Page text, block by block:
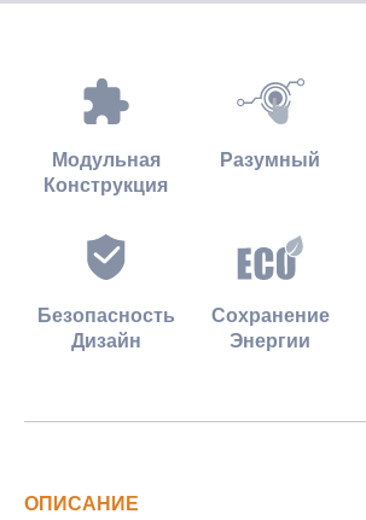
Модульная
Конструкция
Разумный
Безопасность
Дизайн
Сохранение
Энергии
ОПИСАНИЕ